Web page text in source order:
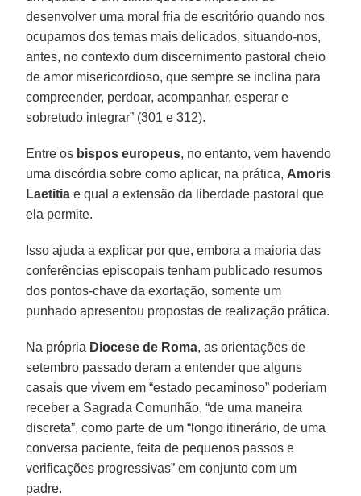
desenvolver uma moral fria de escritório quando nos
ocupamos dos temas mais delicados, situando-nos,
antes, no contexto dum discernimento pastoral cheio
de amor misericordioso, que sempre se inclina para
compreender, perdoar, acompanhar, esperar e
sobretudo integrar” (301 e 312).
Entre os bispos europeus, no entanto, vem havendo
uma discórdia sobre como aplicar, na prática, Amoris
Laetitia e qual a extensão da liberdade pastoral que
ela permite.
Isso ajuda a explicar por que, embora a maioria das
conferências episcopais tenham publicado resumos
dos pontos-chave da exortação, somente um
punhado apresentou propostas de realização prática.
Na própria Diocese de Roma, as orientações de
setembro passado deram a entender que alguns
casais que vivem em “estado pecaminoso” poderiam
receber a Sagrada Comunhão, “de uma maneira
discreta”, como parte de um “longo itinerário, de uma
conversa paciente, feita de pequenos passos e
verificações progressivas” em conjunto com um
padre.